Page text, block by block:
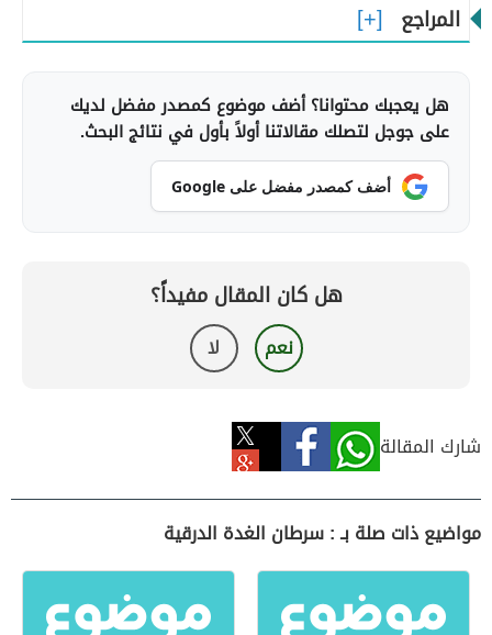
المراجع
هل يعجبك محتوانا؟ أضف موضوع كمصدر مفضل لديك
على جوجل لتصلك مقالاتنا أولاً بأول في نتائج البحث.
أضف كمصدر مفضل على Google
هل كان المقال مفيداً؟
نعم لا
شارك المقالة
مواضيع ذات صلة بـ : سرطان الغدة الدرقية